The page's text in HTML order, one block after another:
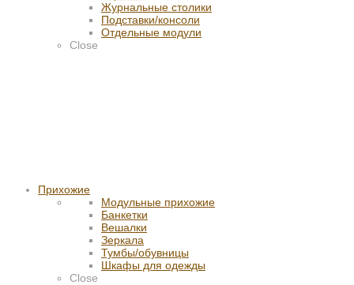
Журнальные столики
Подставки/консоли
Отдельные модули
Close
Прихожие
Модульные прихожие
Банкетки
Вешалки
Зеркала
Тумбы/обувницы
Шкафы для одежды
Close